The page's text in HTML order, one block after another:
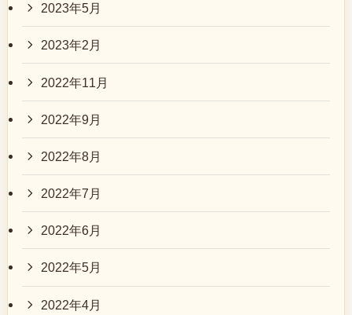
2023年5月
2023年2月
2022年11月
2022年9月
2022年8月
2022年7月
2022年6月
2022年5月
2022年4月